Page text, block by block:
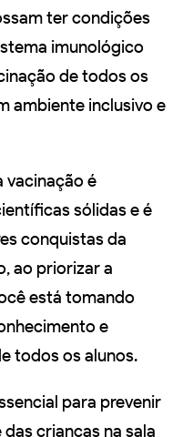
ter condições
imunológico
de todos os
ambiente inclusivo e
vacinação é
sólidas e é
conquistas da
ao priorizar a
está tomando
e
todos os alunos.
para prevenir
crianças na sala